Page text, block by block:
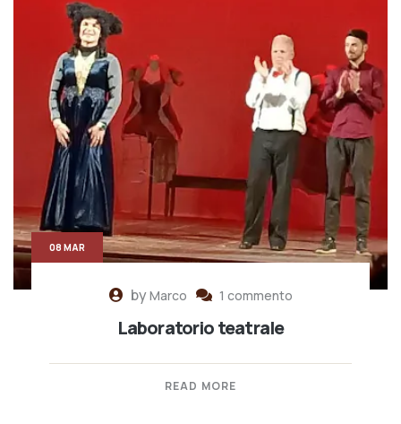
byMarco 1 commento
Laboratorio teatrale
READ MORE
08 MAR